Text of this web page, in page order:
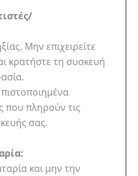
Μην επιχειρείτε
κρατήστε τη συσκευή
που πληρούν τις
σας.
και μην την